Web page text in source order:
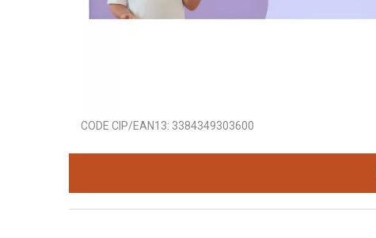
CODE CIP/EAN13: 3384349303600